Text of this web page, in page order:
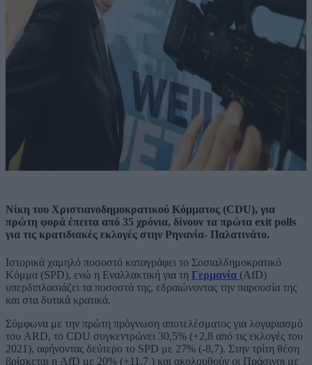
Νίκη του Χριστιανοδημοκρατικού Κόμματος (CDU), για
πρώτη φορά έπειτα από 35 χρόνια, δίνουν τα πρώτα exit polls
για τις κρατιδιακές εκλογές στην Ρηνανία- Παλατινάτο.
Ιστορικά χαμηλό ποσοστό καταγράφει το Σοσιαλδημοκρατικό
Κόμμα (SPD), ενώ η Εναλλακτική για τη Γερμανία (AfD)
υπερδιπλασιάζει τα ποσοστά της, εδραιώνοντας την παρουσία της
και στα δυτικά κρατικά.
Σύμφωνα με την πρώτη πρόγνωση αποτελέσματος για λογαριασμό
του ARD, το CDU συγκεντρώνει 30,5% (+2,8 από τις εκλογές του
2021), αφήνοντας δεύτερο το SPD με 27% (-8,7). Στην τρίτη θέση
βρίσκεται η AfD με 20% (+11,7 ) και ακολουθούν οι Πράσινοι με